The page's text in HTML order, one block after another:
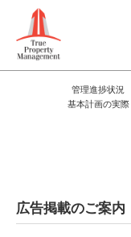
管理進捗状況
基本計画の実際
広告掲載のご案内